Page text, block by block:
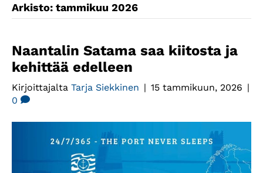
Arkisto: tammikuu 2026
Naantalin Satama saa kiitosta ja
kehittää edelleen
Kirjoittajalta Tarja Siekkinen | 15 tammikuun, 2026 |
0